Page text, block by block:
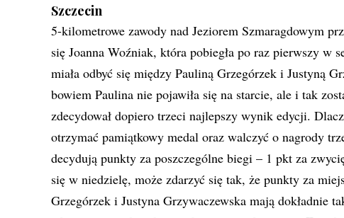
Szczecin
5-kilometrowe zawody nad Jeziorem Szmaragdowym
się Joanna Woźniak, która pobiegła po raz pierwszy
miała odbyć się między Pauliną Grzegórzek i Justyną
bowiem Paulina nie pojawiła się na starcie, ale i tak
zdecydował dopiero trzeci najlepszy wynik edycji.
otrzymać pamiątkowy medal oraz walczyć o nagrody
decydują punkty za poszczególne biegi – 1 pkt za
się w niedzielę, może zdarzyć się tak, że punkty za
Grzegórzek i Justyna Grzywaczewska mają dokładnie